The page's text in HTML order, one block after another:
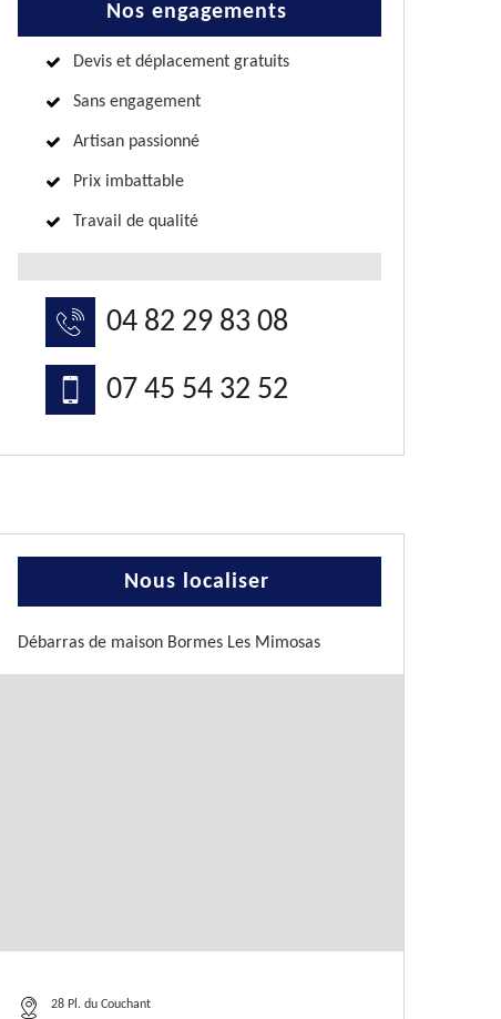
Nos engagements
Devis et déplacement gratuits
Sans engagement
Artisan passionné
Prix imbattable
Travail de qualité
04 82 29 83 08
07 45 54 32 52
Nous localiser
Débarras de maison Bormes Les Mimosas
28 Pl. du Couchant